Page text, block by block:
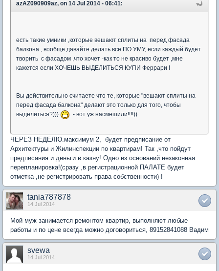
azAZ090909az, on 14 Jul 2014 - 06:41:
есть такие умники ,которые вешают сплиты на перед фасада
балкона , вообще давайте делать все ПО УМУ, если каждый будет
творить с фасадом ,что хочет -как то не красиво будет ,мне
кажется если ХОЧЕШЬ ВЫДЕЛИТЬСЯ КУПИ Феррари !
Вы действительно считаете что те, которые "вешают сплиты на
перед фасада балкона" делают это только для того, чтобы
выделиться?)))
- вот уж насмешили!!!!))
ЧЕРЕЗ НЕДЕЛЮ.максимум 2, будет предписание от
Архитектуры и Жилинспекции по квартирам! Так ,что пойдут
предписания и деньги в казну! Одно из оснований незаконная
перепланировка!(сразу ,в регистрационной ПАЛАТЕ будет
отметка ,не регистрировать права собственности) !
tania787878
14 Jul 2014
Мой муж занимается ремонтом квартир, выполняют любые
работы и по цене всегда можно договориться, 89152841088 Вадим
svewa
14 Jul 2014